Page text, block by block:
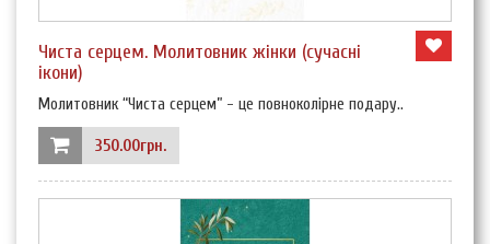
Чиста серцем. Молитовник жінки (сучасні
ікони)
Молитовник “Чиста серцем” - це повноколірне подару..
350.00грн.